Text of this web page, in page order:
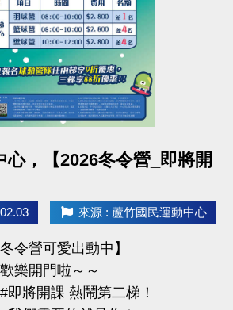
#115、116
網 :
zh_TW/news/pageID/1/
民運動中心
心，【2026冬令營_即將開
來源 : 蘆竹國民運動中心
令營可愛出動中】
樂開門啦～～
將開課 熱鬧第二梯！